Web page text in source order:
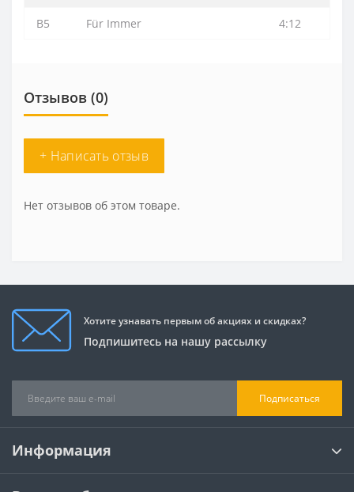
B5 Für Immer 4:12
Отзывов (0)
+ Написать отзыв
Нет отзывов об этом товаре.
Хотите узнавать первым об акциях и скидках?
Подпишитесь на нашу рассылку
Подписаться
Информация